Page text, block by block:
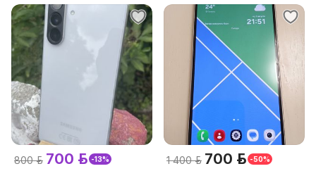
800 р. 700 р. -13% 1 400 р. 700 р. -50%